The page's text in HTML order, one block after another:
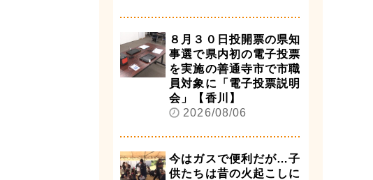
８月３０日投開票の県知
事選で県内初の電子投票
を実施の善通寺市で市職
員対象に「電子投票説明
会」【香川】
2026/08/06
今はガスで便利だが…子
供たちは昔の火起こしに